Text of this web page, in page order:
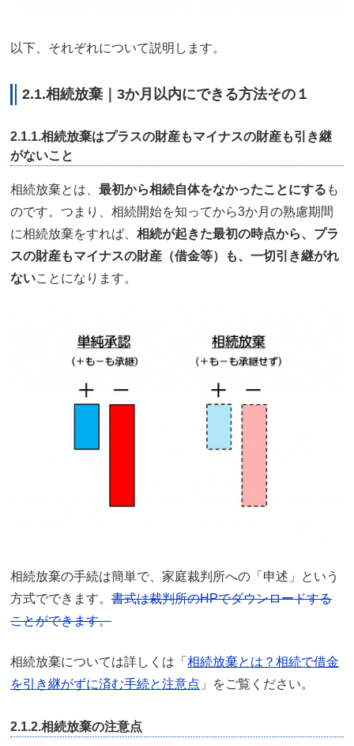
以下、それぞれについて説明します。
2.1.相続放棄｜3か月以内にできる方法その１
2.1.1.相続放棄はプラスの財産もマイナスの財産も引き継
がないこと
相続放棄とは、 最初から相続自体をなかったことにする も
のです。つまり、相続開始を知ってから3か月の熟慮期間
に相続放棄をすれば、 相続が起きた最初の時点から、プラ
スの財産もマイナスの財産（借金等）も、一切引き継がれ
ないことになります。
相続放棄の手続は簡単で、家庭裁判所への「申述」という
方式でできます。 書式は裁判所のHPでダウンロードする
ことができます。
相続放棄については詳しくは「 相続放棄とは？相続で借金
を引き継がずに済む手続と注意点 」をご覧ください。
2.1.2.相続放棄の注意点